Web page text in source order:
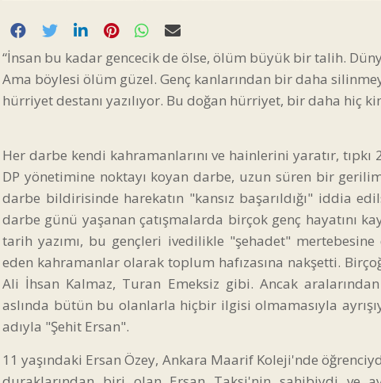
“İnsan bu kadar gencecik de ölse, ölüm büyük bir talih.
Ama böylesi ölüm güzel. Genç kanlarından bir daha
hürriyet destanı yazılıyor. Bu doğan hürriyet, bir daha hiç
Her darbe kendi kahramanlarını ve hainlerini yaratır,
DP yönetimine noktayı koyan darbe, uzun süren bir
darbe bildirisinde harekatın "kansız başarıldığı" iddia
darbe günü yaşanan çatışmalarda birçok genç hayatını
tarih yazımı, bu gençleri ivedilikle "şehadet"
eden kahramanlar olarak toplum hafızasına nakşetti.
Ali İhsan Kalmaz, Turan Emeksiz gibi. Ancak
aslında bütün bu olanlarla hiçbir ilgisi olmamasıyla
adıyla "Şehit Ersan".
11 yaşındaki Ersan Özey, Ankara Maarif Koleji'nde